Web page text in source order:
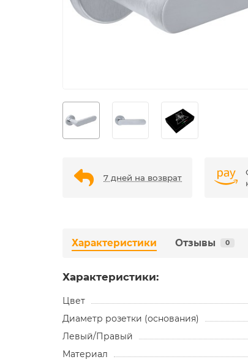
7 дней на возврат
Характеристики Отзывы 0
Характеристики:
Цвет
Диаметр розетки (основания)
Левый/Правый
Материал